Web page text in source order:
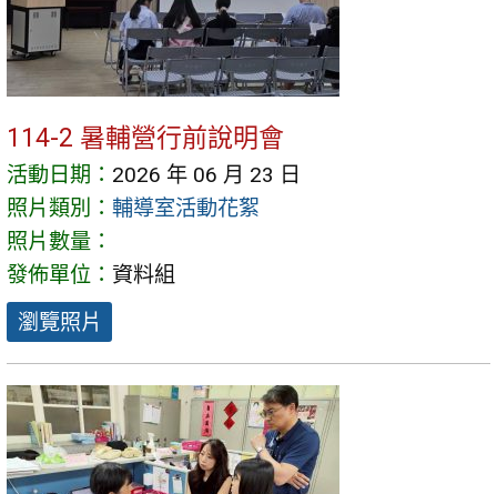
114-2 暑輔營行前說明會
活動日期： 2026 年 06 月 23 日
照片類別： 輔導室活動花絮
照片數量：
發佈單位： 資料組
瀏覽照片